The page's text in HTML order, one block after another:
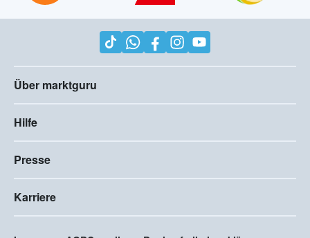
Über marktguru
Hilfe
Presse
Karriere